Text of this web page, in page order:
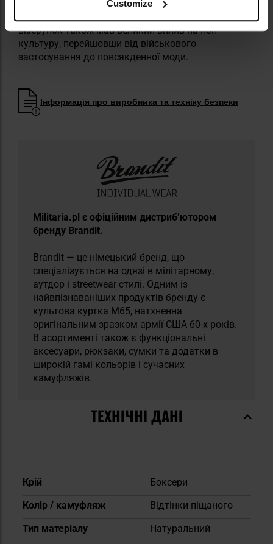
Customize
отримав численні варіації, які потрапили до понад
візерунок також мав великий вплив на поп-
культуру, перейшовши від військового
застосування до повсякденної моди.
Інформація про виробника та техніку безпеки
​Militaria.pl є офіційним дистриб’ютором
бренду Brandit.
Brandit — це німецький бренд, що
спеціалізується на одязі в мілітарному,
аутдор і streetwear стилі. Одним із
найвпізнаваніших продуктів бренду є
культова куртка M65, натхненна
оригінальним зразком армії США 60-х років.
В асортименті також є функціональні
аксесуари, рюкзаки, сумки та додатки в
широкій гамі кольорів і сучасних
камуфляжів.
ТЕХНІЧНІ ДАНІ
Докладніше
Крій
Боксери
Колір / камуфляж
Відтінки піщаного
Тип матеріалу
Натуральний